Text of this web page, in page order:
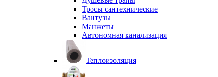
Тросы сантехнические
Вантузы
Манжеты
Автономная канализация
Теплоизоляция